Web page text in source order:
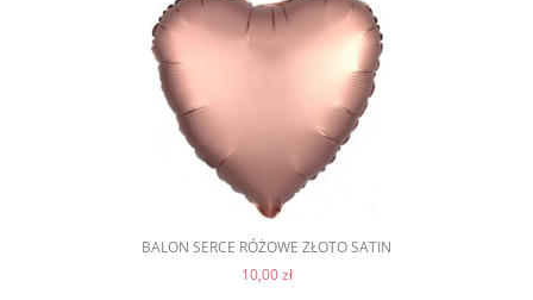
BALON SERCE RÓŻOWE ZŁOTO SATIN
10,00 zł